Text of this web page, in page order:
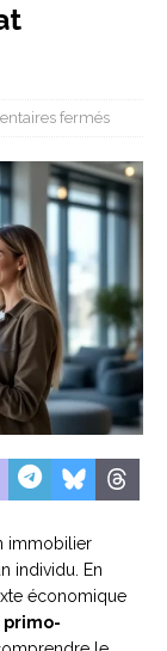
fermés
immobilier
individu. En
économique
primo-